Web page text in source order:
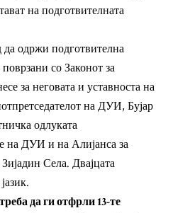
на подготвителната
да одржи подготвителна
со Законот за
за неговата и уставноста на
на ДУИ, Бујар
одлуката
на ДУИ и на Алијанса за
Села. Двајцата
да ги отфрли 13-те